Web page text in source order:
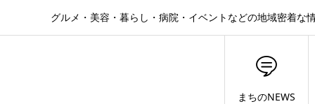
グルメ・美容・暮らし・病院・イベントなどの地域密着な
まちのNEWS